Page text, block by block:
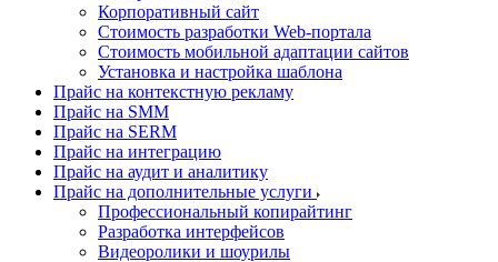
Корпоративный сайт
Стоимость разработки Web-портала
Стоимость мобильной адаптации сайтов
Установка и настройка шаблона
Прайс на контекстную рекламу
Прайс на SMM
Прайс на SERM
Прайс на интеграцию
Прайс на аудит и аналитику
Прайс на дополнительные услуги
Профессиональный копирайтинг
Разработка интерфейсов
Видеоролики и шоурилы